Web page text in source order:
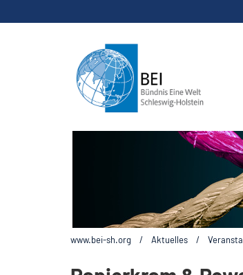
www.bei-sh.org / Aktuelles /